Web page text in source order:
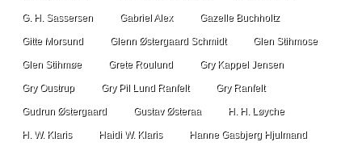
G. H. Sassersen Gabriel Alex Gazelle Buchholtz
Gitte Morsund Glenn Østergaard Schmidt Glen Stihmose
Glen Stihmøe Grete Roulund Gry Kappel Jensen
Gry Oustrup Gry Pil Lund Ranfelt Gry Ranfelt
Gudrun Østergaard Gustav Østeraa H. H. Løyche
H. W. Klaris Haidi W. Klaris Hanne Gasbjerg Hjulmand